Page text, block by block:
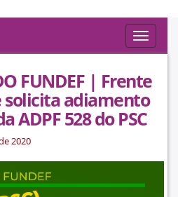
Toggle
FUNDEF | Frente
adiamento
ADPF 528 do PSC
2020